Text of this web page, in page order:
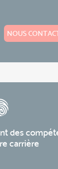
NOUS
des
carrière